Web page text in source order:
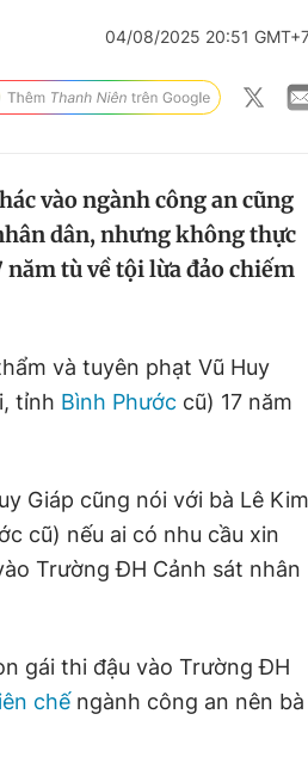
04/08/2025 20:51
vào ngành công an cũng
dân, nhưng không thực
năm tù về tội lừa đảo chiếm
và tuyên phạt Vũ Huy
tỉnh Bình Phước cũ) 17 năm
Giáp cũng nói với bà Lê Kim
cũ) nếu ai có nhu cầu xin
Trường ĐH Cảnh sát nhân
gái thi đậu vào Trường ĐH
chế ngành công an nên bà